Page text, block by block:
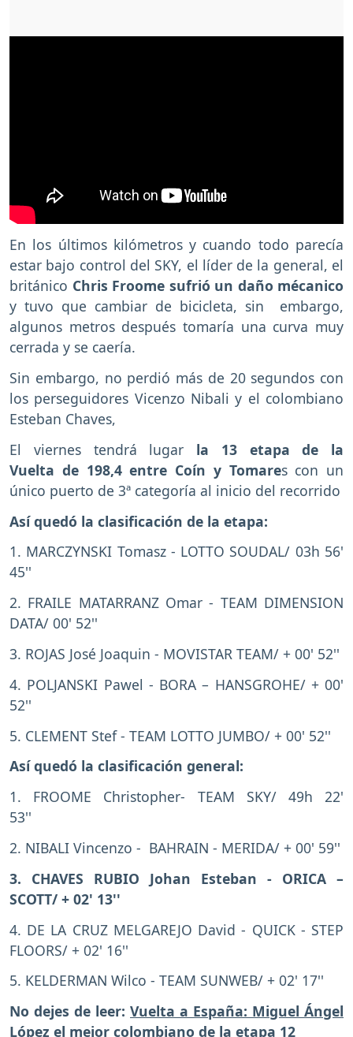
En los últimos kilómetros y cuando todo parecía
estar bajo control del SKY, el líder de la general, el
británico Chris Froome sufrió un daño mécanico
y tuvo que cambiar de bicicleta, sin embargo,
algunos metros después tomaría una curva muy
cerrada y se caería.
Sin embargo, no perdió más de 20 segundos con
los perseguidores Vicenzo Nibali y el colombiano
Esteban Chaves,
El viernes tendrá lugar la 13 etapa de la
Vuelta de 198,4 entre Coín y Tomares con un
único puerto de 3ª categoría al inicio del recorrido
Así quedó la clasificación de la etapa:
1. MARCZYNSKI Tomasz - LOTTO SOUDAL/ 03h 56'
45''
2. FRAILE MATARRANZ Omar - TEAM DIMENSION
DATA/ 00' 52''
3. ROJAS José Joaquin - MOVISTAR TEAM/ + 00' 52''
4. POLJANSKI Pawel - BORA – HANSGROHE/ + 00'
52''
5. CLEMENT Stef - TEAM LOTTO JUMBO/ + 00' 52''
Así quedó la clasificación general:
1. FROOME Christopher- TEAM SKY/ 49h 22'
53''
2. NIBALI Vincenzo - BAHRAIN - MERIDA/ + 00' 59''
3. CHAVES RUBIO Johan Esteban - ORICA –
SCOTT/ + 02' 13''
4. DE LA CRUZ MELGAREJO David - QUICK - STEP
FLOORS/ + 02' 16''
5. KELDERMAN Wilco - TEAM SUNWEB/ + 02' 17''
No dejes de leer: Vuelta a España: Miguel Ángel
López el mejor colombiano de la etapa 12